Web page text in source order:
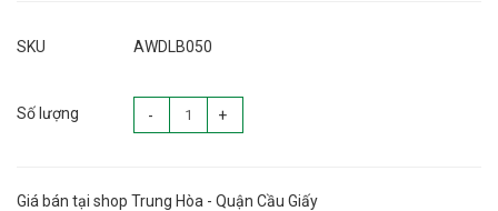
SKU AWDLB050
Số lượng - +
Giá bán tại shop Trung Hòa - Quận Cầu Giấy